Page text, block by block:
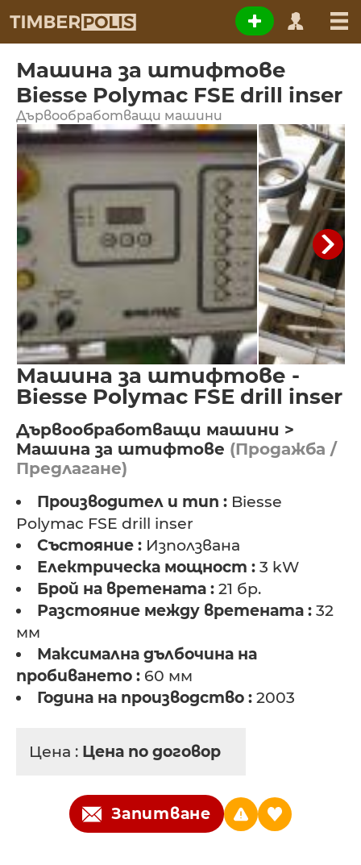
Машина за штифтове
Biesse Polymac FSE drill inser
Дървообработващи машини
Машина за штифтове -
Biesse Polymac FSE drill inser
Дървообработващи машини >
Машина за штифтове (Продажба /
Предлагане)
Производител и тип : Biesse
Polymac FSE drill inser
Състояние : Използвана
Електрическа мощност : 3 kW
Брой на вретената : 21 бр.
Разстояние между вретената : 32
мм
Максимална дълбочина на
пробиването : 60 мм
Година на производство : 2003
Цена : Цена по договор
Запитване